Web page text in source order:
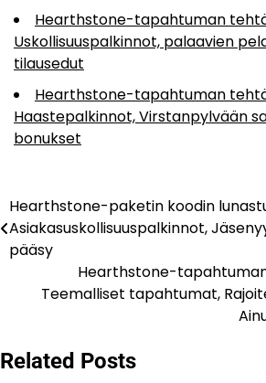
Hearthstone-tapahtuman
Uskollisuuspalkinnot, palaavien
tilausedut
Hearthstone-tapahtuman
Haastepalkinnot, Virstanpylvään
bonukset
Post
navigation
Hearthstone-paketin koodin
Asiakasuskollisuuspalkinnot,
pääsy
Hearthstone-
Teemalliset tapahtumat,
Related Posts